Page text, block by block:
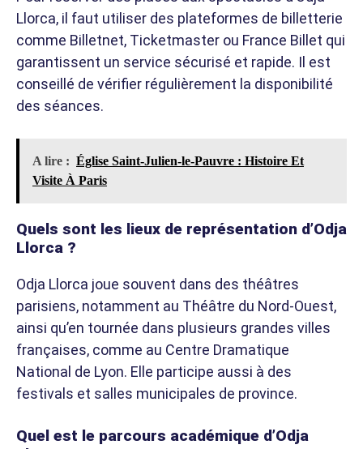
Llorca, il faut utiliser des plateformes de billetterie
comme Billetnet, Ticketmaster ou France Billet qui
garantissent un service sécurisé et rapide. Il est
conseillé de vérifier régulièrement la disponibilité
des séances.
A lire : Église Saint-Julien-le-Pauvre : Histoire Et
Visite À Paris
Quels sont les lieux de représentation d’Odja
Llorca ?
Odja Llorca joue souvent dans des théâtres
parisiens, notamment au Théâtre du Nord-Ouest,
ainsi qu’en tournée dans plusieurs grandes villes
françaises, comme au Centre Dramatique
National de Lyon. Elle participe aussi à des
festivals et salles municipales de province.
Quel est le parcours académique d’Odja